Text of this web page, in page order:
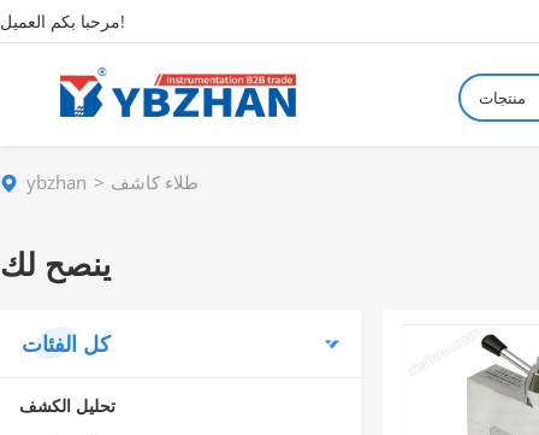
مرحبا بكم العميل!
منتجات
ybzhan طلاء كاشف
ينصح لك
كل الفئات
تحليل الكشف